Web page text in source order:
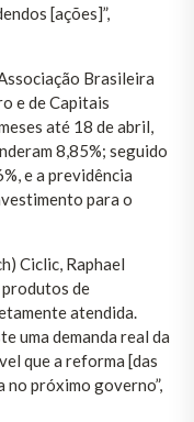
[ações]”,
Brasileira
e de Capitais
até 18 de abril,
8,85%; seguido
e a previdência
para o
Ciclic, Raphael
produtos de
atendida.
uma demanda real da
que a reforma [das
próximo governo”,